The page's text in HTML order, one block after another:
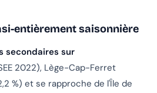
entièrement saisonnière
secondaires sur
2022), Lège-Cap-Ferret
%) et se rapproche de l'Île de